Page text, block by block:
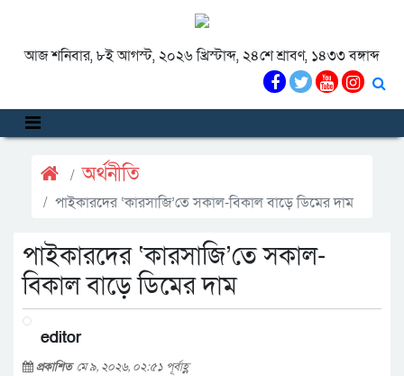
আজ শনিবার, ৮ই আগস্ট, ২০২৬ খ্রিস্টাব্দ, ২৪শে শ্রাবণ, ১৪৩৩ বঙ্গাব্দ
অর্থনীতি
পাইকারদের ‘কারসাজি’তে সকাল-বিকাল বাড়ে ডিমের দাম
পাইকারদের ‘কারসাজি’তে সকাল-
বিকাল বাড়ে ডিমের দাম
editor
প্রকাশিত মে ৯, ২০২৬, ০২:৫১ পূর্বাহ্ণ